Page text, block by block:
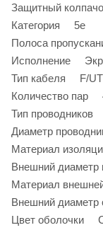
Защитный
Категория 5е
Полоса
Исполнение
Тип кабеля F/
Количество пар
Тип
Диаметр
Материал
Внешний
Материал
Внешний
Цвет оболочки